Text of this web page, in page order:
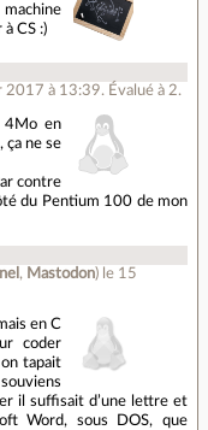
CS :)
2017 à 13:39. Évalué à2.
4Mo en
ça ne se
contre
du Pentium 100 de mon
, Mastodon) le 15
en C
coder
tapait
il suffisait d’une lettre et
Word, sous DOS, que